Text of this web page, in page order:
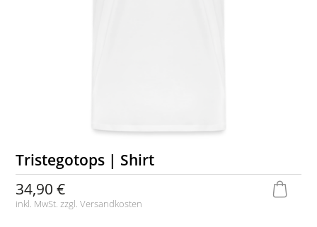
Tristegotops | Shirt
34,90 €
inkl. MwSt. zzgl.Versandkosten